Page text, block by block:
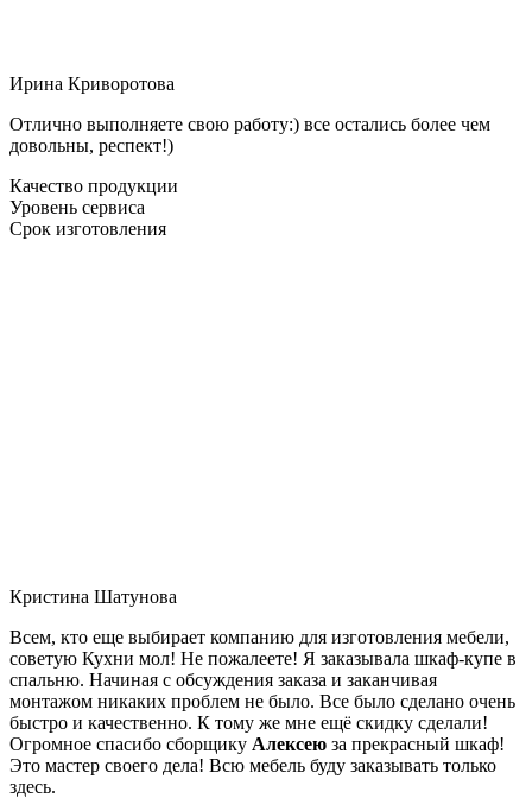
Ирина Криворотова
Отлично выполняете свою работу:) все остались более чем
довольны, респект!)
Качество продукции
Уровень сервиса
Срок изготовления
Кристина Шатунова
Всем, кто еще выбирает компанию для изготовления мебели,
советую Кухни мол! Не пожалеете! Я заказывала шкаф-купе в
спальню. Начиная с обсуждения заказа и заканчивая
монтажом никаких проблем не было. Все было сделано очень
быстро и качественно. К тому же мне ещё скидку сделали!
Огромное спасибо сборщику Алексею за прекрасный шкаф!
Это мастер своего дела! Всю мебель буду заказывать только
здесь.